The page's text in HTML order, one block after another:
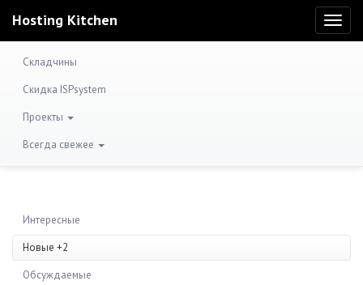
Hosting Kitchen
Складчины
Скидка ISPsystem
Проекты
Всегда свежее
Интересные
Новые +2
Обсуждаемые